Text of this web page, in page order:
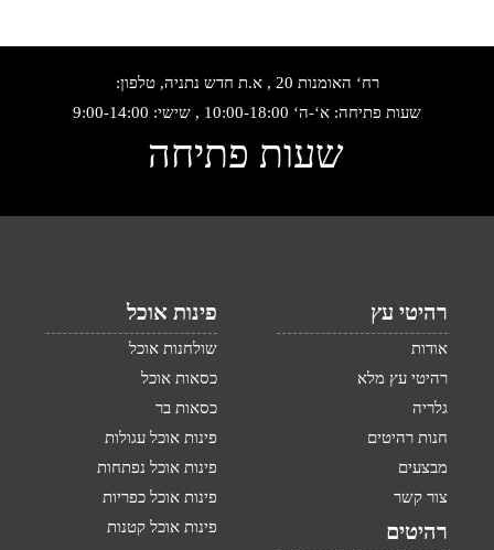
רח‘ האומנות 20 , א.ת חדש נתניה, טלפון:
שעות פתיחה: א‘-ה‘ 10:00-18:00 , שישי: 9:00-14:00
שעות פתיחה
רהיטי עץ
אודות
רהיטי עץ מלא
גלריה
חנות רהיטים
מבצעים
צור קשר
רהיטים
פינות אוכל
שולחנות אוכל
כסאות אוכל
כסאות בר
פינות אוכל עגולות
פינות אוכל נפתחות
פינות אוכל כפריות
פינות אוכל קטנות